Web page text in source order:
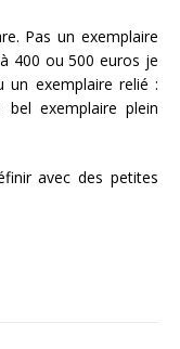
Pas un exemplaire
400 ou 500 euros je
un exemplaire relié :
exemplaire plein
avec des petites